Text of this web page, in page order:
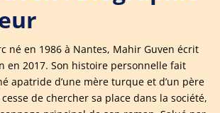
né en 1986 à Nantes, Mahir Guven écrit
en 2017. Son histoire personnelle fait
apatride d’une mère turque et d’un père
de chercher sa place dans la société,